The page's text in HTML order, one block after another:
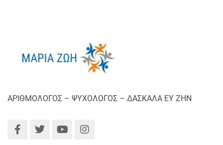
ΑΡΙΘΜΟΛΟΓΟΣ – ΨΥΧΟΛΟΓΟΣ – ΔΑΣΚΑΛΑ ΕΥ ΖΗΝ